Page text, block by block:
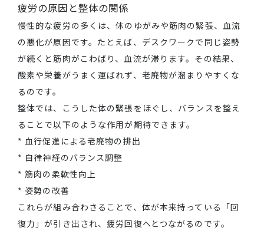
疲労の原因と整体の関係
慢性的な疲労の多くは、体のゆがみや筋肉の緊張、血流
の悪化が原因です。たとえば、デスクワークで同じ姿勢
が続くと筋肉がこわばり、血流が滞ります。その結果、
酸素や栄養がうまく運ばれず、老廃物が溜まりやすくな
るのです。
整体では、こうした体の緊張をほぐし、バランスを整え
ることで以下のような作用が期待できます。
* 血行促進による老廃物の排出
* 自律神経のバランス調整
* 筋肉の柔軟性向上
* 姿勢の改善
これらが組み合わさることで、体が本来持っている「回
復力」が引き出され、疲労回復へとつながるのです。